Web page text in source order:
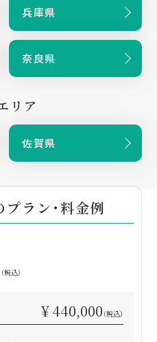
兵庫県
奈良県
リア
佐賀県
ラン・料金例
（税込）
¥ 440,000 （税込）